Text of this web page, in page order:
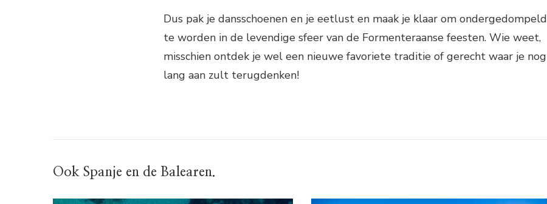
Dus pak je dansschoenen en je eetlust en maak je klaar om ondergedompeld
te worden in de levendige sfeer van de Formenteraanse feesten. Wie weet,
misschien ontdek je wel een nieuwe favoriete traditie of gerecht waar je nog
lang aan zult terugdenken!
Ook Spanje en de Balearen.